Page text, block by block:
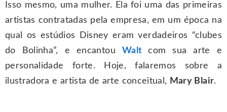
Isso mesmo, uma mulher. Ela foi uma das primeiras
artistas contratadas pela empresa, em um época na
qual os estúdios Disney eram verdadeiros “clubes
do Bolinha”, e encantou Walt
com sua arte e
personalidade forte. Hoje, falaremos sobre a
ilustradora e artista de arte conceitual, Mary Blair.